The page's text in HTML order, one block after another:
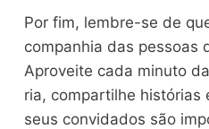
Por fim, lembre-se de
companhia das pessoas
Aproveite cada minuto
ria, compartilhe histórias
seus convidados são